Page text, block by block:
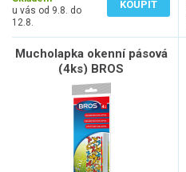
u vás od 9.8. do
12.8.
KOUPIT
Mucholapka okenní pásová
(4ks) BROS